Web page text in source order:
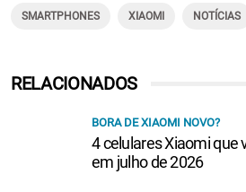
SMARTPHONES XIAOMI NOTÍCIAS
RELACIONADOS
BORA DE XIAOMI NOVO?
4 celulares Xiaomi que
em julho de 2026